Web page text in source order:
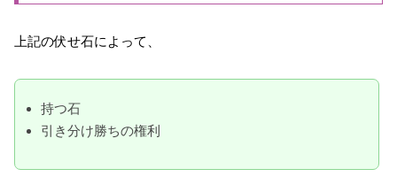
上記の伏せ石によって、
持つ石
引き分け勝ちの権利